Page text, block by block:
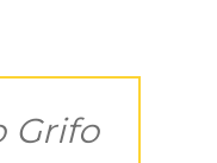
Grifo